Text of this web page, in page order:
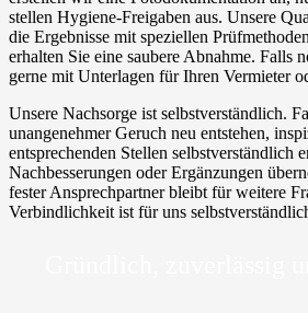
stellen Hygiene-Freigaben aus. Unsere
die Ergebnisse mit speziellen
erhalten Sie eine saubere Abnahme. Falls
gerne mit Unterlagen für Ihren Vermieter
Unsere Nachsorge ist selbstverständlich.
unangenehmer Geruch neu entstehen,
entsprechenden Stellen selbstverständlich
Nachbesserungen oder Ergänzungen
fester Ansprechpartner bleibt für weitere
Verbindlichkeit ist für uns